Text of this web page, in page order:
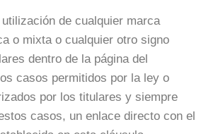
de cualquier marca
o mixta o cualquier otro signo
dentro de la página del
casos permitidos por la ley o
por los titulares y siempre
casos, un enlace directo con el